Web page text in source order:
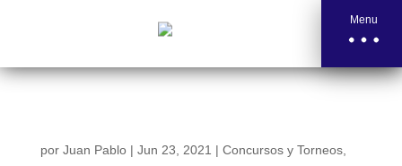
Menu
por Juan Pablo| Jun 23, 2021 | Concursos y Torneos,